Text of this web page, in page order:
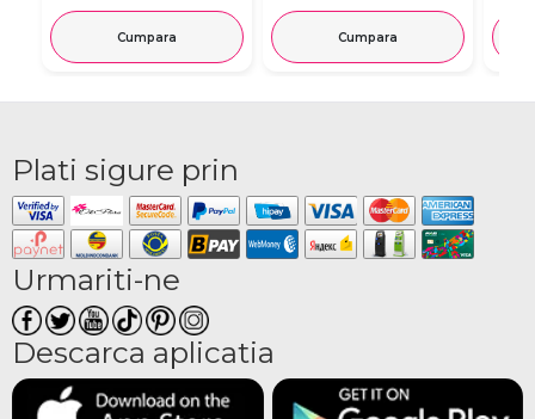
Cumpara Cumpara
Plati sigure prin
Urmariti-ne
Descarca aplicatia